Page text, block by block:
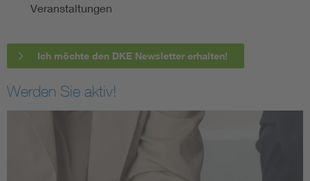
Veranstaltungen
Ich möchte den DKE Newsletter erhalten!
Werden Sie aktiv!